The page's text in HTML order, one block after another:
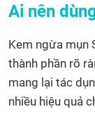
Ai nên
Kem ngừa mụn
thành phần rõ
mang lại tác
nhiều hiệu quả